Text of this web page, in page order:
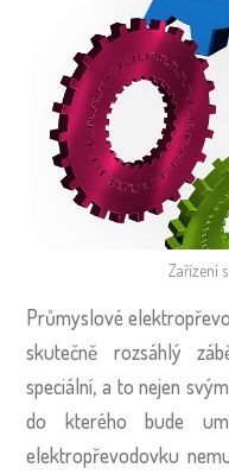
Zařízení
Průmyslové
skutečně rozsáhlý
speciální, a to nejen
do kterého bude
elektropřevodovku